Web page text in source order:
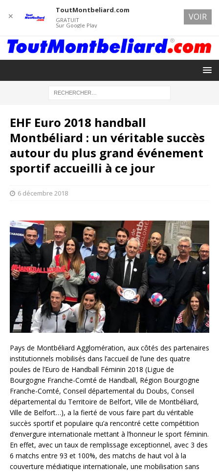
EHF Euro 2018 handball
Montbéliard : un véritable succès
autour du plus grand événement
sportif accueilli à ce jour
6 décembre 2018
Pays de Montbéliard Agglomération, aux côtés des partenaires
institutionnels mobilisés dans l’accueil de l’une des quatre
poules de l’Euro de Handball Féminin 2018 (Ligue de
Bourgogne Franche-Comté de Handball, Région Bourgogne
Franche-Comté, Conseil départemental du Doubs, Conseil
départemental du Territoire de Belfort, Ville de Montbéliard,
Ville de Belfort…), a la fierté de vous faire part du véritable
succès sportif et populaire qu’a rencontré cette compétition
d’envergure internationale mettant à l’honneur le sport féminin.
En effet, avec un taux de remplissage exceptionnel, avec 3 des
6 matchs entre 93 et 100%, des matchs de haut vol à la
couverture médiatique internationale, une mobilisation sans
✕
ToutMontbeliard.com
GRATUIT
Sur Google Play
VOIR